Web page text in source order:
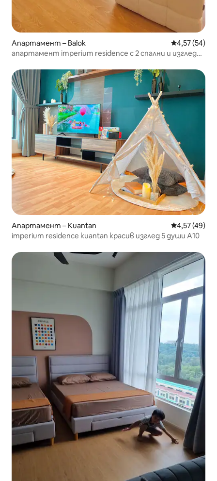
Апартамент – Balok Средна
4,57 (54)
апартамент imperium residence с 2 спални и изглед
Апартамент – Kuantan Средна
4,57 (49)
imperium residence kuantan красив изглед 5 души A10